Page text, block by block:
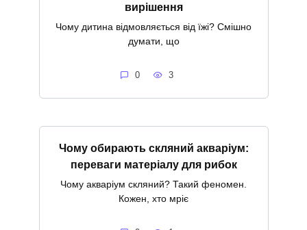
вирішення
Чому дитина відмовляється від їжі? Смішно
думати, що
0 3
Чому обирають скляний акваріум:
переваги матеріалу для рибок
Чому акваріум скляний? Такий феномен.
Кожен, хто мріє